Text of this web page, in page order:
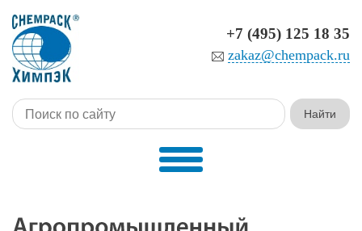
+7 (495) 125 18 35
zakaz@chempack.ru